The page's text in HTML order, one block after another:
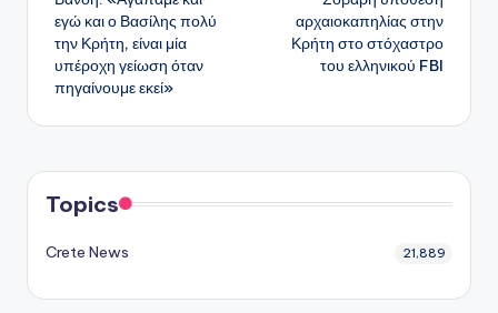
δημοσιεύσεων
εγώ και ο Βασίλης πολύ
την Κρήτη, είναι μία
υπέροχη γείωση όταν
πηγαίνουμε εκεί»
αρχαιοκαπηλίας στην
Κρήτη στο στόχαστρο
του ελληνικού FBI
Topics
Crete News 21,889